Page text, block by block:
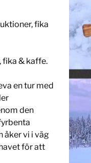
fika
fika & kaffe.
en tur med
den
åker vi i väg
för att